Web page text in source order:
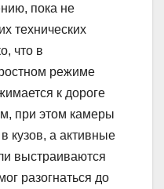
пока не
технических
что в
режиме
к дороге
при этом камеры
кузов, а активные
выстраиваются
разогнаться до